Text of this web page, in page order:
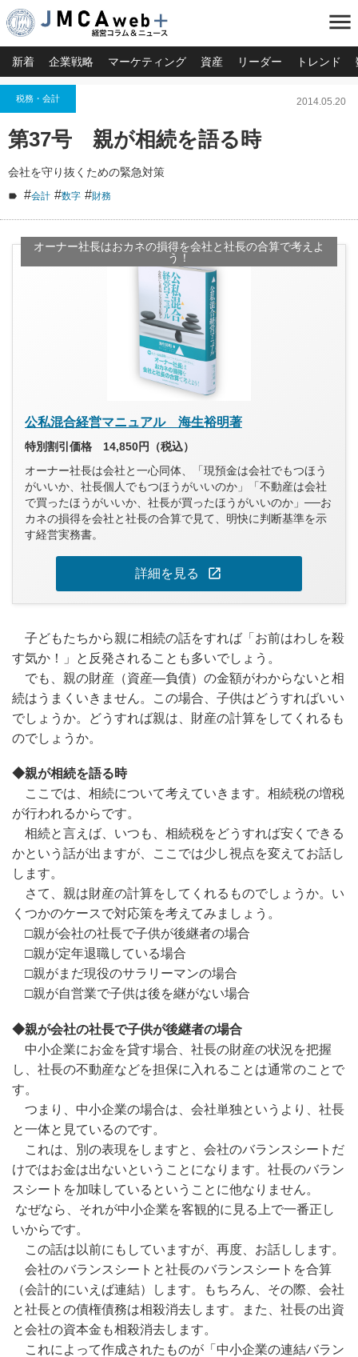
menu
新着 企業戦略 マーケティング 資産 リーダー トレンド
税務・会計 2014.05.20
第37号 親が相続を語る時
会社を守り抜くための緊急対策
#会計 #数字 #財務
オーナー社長はおカネの損得を会社と社長の合算で考えよ
う！
公私混合経営マニュアル 海生裕明著
特別割引価格 14,850円（税込）
オーナー社長は会社と一心同体、「現預金は会社でもつほう
がいいか、社長個人でもつほうがいいのか」「不動産は会社
で買ったほうがいいか、社長が買ったほうがいいのか」──お
カネの損得を会社と社長の合算で見て、明快に判断基準を示
す経営実務書。
詳細を見る open_in_new
子どもたちから親に相続の話をすれば「お前はわしを殺
す気か！」と反発されることも多いでしょう。
でも、親の財産（資産―負債）の金額がわからないと相
続はうまくいきません。この場合、子供はどうすればいい
でしょうか。どうすれば親は、財産の計算をしてくれるも
のでしょうか。
◆親が相続を語る時
ここでは、相続について考えていきます。相続税の増税
が行われるからです。
相続と言えば、いつも、相続税をどうすれば安くできる
かという話が出ますが、ここでは少し視点を変えてお話し
します。
さて、親は財産の計算をしてくれるものでしょうか。い
くつかのケースで対応策を考えてみましょう。
□親が会社の社長で子供が後継者の場合
□親が定年退職している場合
□親がまだ現役のサラリーマンの場合
□親が自営業で子供は後を継がない場合
◆親が会社の社長で子供が後継者の場合
中小企業にお金を貸す場合、社長の財産の状況を把握
し、社長の不動産などを担保に入れることは通常のことで
す。
つまり、中小企業の場合は、会社単独というより、社長
と一体と見ているのです。
これは、別の表現をしますと、会社のバランスシートだ
けではお金は出ないということになります。社長のバラン
スシートを加味しているということに他なりません。
なぜなら、それが中小企業を客観的に見る上で一番正し
いからです。
この話は以前にもしていますが、再度、お話しします。
会社のバランスシートと社長のバランスシートを合算
（会計的にいえば連結）します。もちろん、その際、会社
と社長との債権債務は相殺消去します。また、社長の出資
と会社の資本金も相殺消去します。
これによって作成されたものが「中小企業の連結バラン